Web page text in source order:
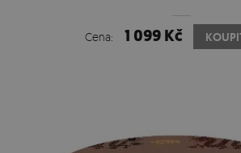
Cena: 1 099 Kč